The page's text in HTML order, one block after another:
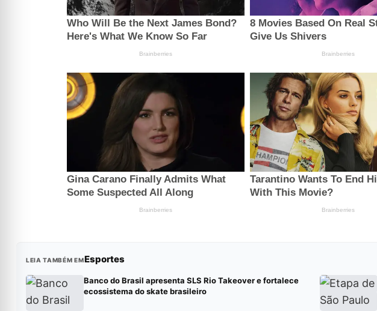
LEIA TAMBÉM EMEsportes
Banco do Brasil apresenta SLS Rio Takeover e fortalece
ecossistema do skate brasileiro